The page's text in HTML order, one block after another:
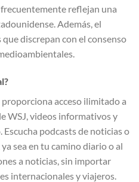
reflejan una
Además, el
discrepan con el consenso
acceso ilimitado a
WSJ, videos informativos y
podcasts de noticias o
sea en tu camino diario o al
a noticias, sin importar
internacionales y viajeros.